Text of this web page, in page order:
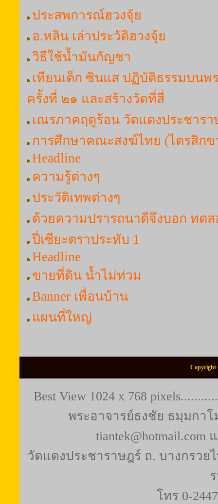
ประสพการณ์ฮวงจุ้ย
อ.หลิน เล่าประวัติฮวงจุ้ย
วิธีใช้น้ำมันกัญชา
เทียนเต็ก ซินแส ปฏิบัติธรรมบนพ
ครั้งที่ ๒๑ และสร้างวัดที่สี่
เณรภาคฤดูร้อน วัดแดงประชารา
การศึกษาคณะสงฆ์ไทย (ไตรสิก
Headline
ความรู้ต่างๆ
ประวัติเทพต่างๆ
ด้วยความปรารถนาดีจึงบอก ทด
ปี่เซียะตราประทับ 1
Headline
ขายที่ดิน น้ำไม่ท่วม
Banner เพื่อนบ้าน
แผนที่ใหญ่
Copyright
Best View 1024 x 768
พระอาจารย์ธงชัย ธมฺมกาโ
tiantek@hotmail.com
วัดแดงประชาราษฎร์ ถ. บางกรวย
โทร 0-